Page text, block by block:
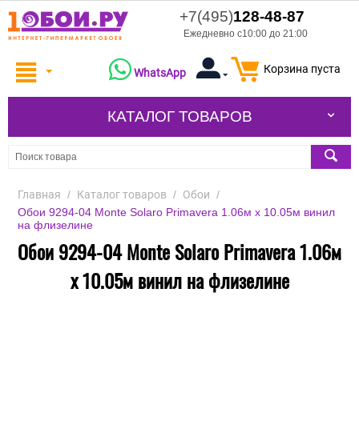
+7(495)128-48-87
Ежедневно с10:00 до 21:00
Корзина пуста
WhatsApp
КАТАЛОГ ТОВАРОВ
Главная / Каталог товаров / Обои /
Обои 9294-04 Monte Solaro Primavera 1.06м x 10.05м винил
на флизелине
Обои 9294-04 Monte Solaro Primavera 1.06м
x 10.05м винил на флизелине